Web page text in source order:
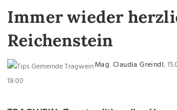
Immer wieder
Reichenstein
Mag. Claudia Greindl,
18:00